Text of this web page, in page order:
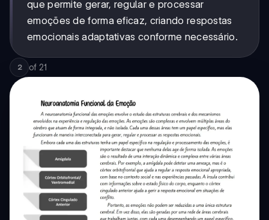
que permite gerar, regular e processar
emoções de forma eficaz, criando respostas
emocionais adaptativas conforme necessário.
2 of 21